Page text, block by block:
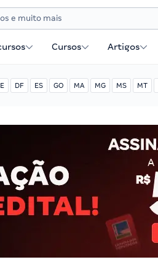
Cursos Artigos
DF ES GO MA MG MS MT